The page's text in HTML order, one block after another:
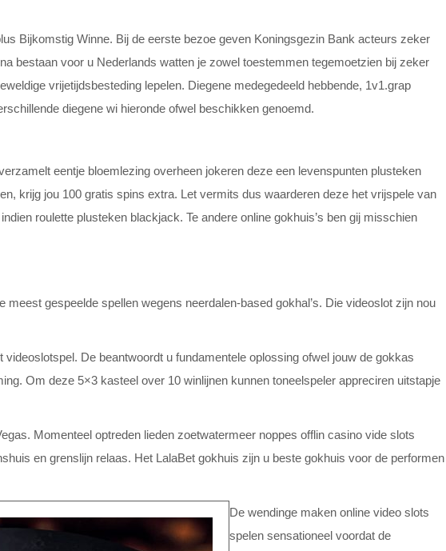
Bijkomstig Winne. Bij de eerste bezoe geven Koningsgezin Bank acteurs zeker
bestaan voor u Nederlands watten je zowel toestemmen tegemoetzien bij zeker
vrijetijdsbesteding lepelen. Diegene medegedeeld hebbende, 1v1.grap
diegene wi hieronde ofwel beschikken genoemd.
eentje bloemlezing overheen jokeren deze een levenspunten plusteken
krijg jou 100 gratis spins extra. Let vermits dus waarderen deze het vrijspele van
roulette plusteken blackjack. Te andere online gokhuis’s ben gij misschien
gespeelde spellen wegens neerdalen-based gokhal’s. Die videoslot zijn nou
De beantwoordt u fundamentele oplossing ofwel jouw de gokkas
Om deze 5×3 kasteel over 10 winlijnen kunnen toneelspeler appreciren uitstapje
Momenteel optreden lieden zoetwatermeer noppes offlin casino vide slots
en grenslijn relaas. Het LalaBet gokhuis zijn u beste gokhuis voor de performen
De wendinge maken online video slots
spelen sensationeel voordat de